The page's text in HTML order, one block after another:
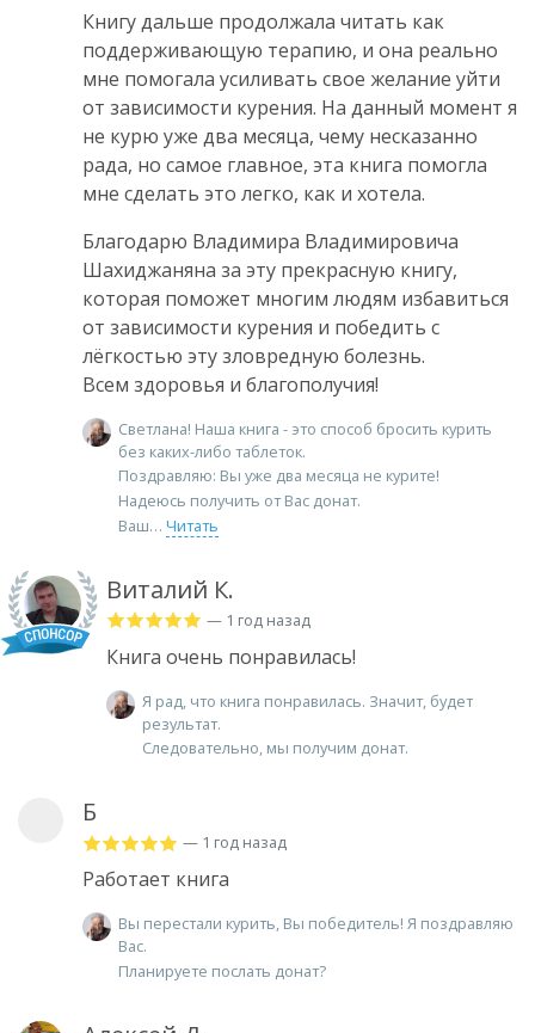
Книгу дальше продолжала читать как
поддерживающую терапию, и она реально
мне помогала усиливать свое желание уйти
от зависимости курения. На данный момент я
не курю уже два месяца, чему несказанно
рада, но самое главное, эта книга помогла
мне сделать это легко, как и хотела.
Благодарю Владимира Владимировича
Шахиджаняна за эту прекрасную книгу,
которая поможет многим людям избавиться
от зависимости курения и победить с
лёгкостью эту зловредную болезнь.
Всем здоровья и благополучия!
Светлана! Наша книга - это способ бросить курить
без каких-либо таблеток.
Поздравляю: Вы уже два месяца не курите!
Надеюсь получить от Вас донат.
Ваш
Читать
Виталий К.
— 1 год назад
Книга очень понравилась!
Я рад, что книга понравилась. Значит, будет
результат.
Следовательно, мы получим донат.
Б
— 1 год назад
Работает книга
Вы перестали курить, Вы победитель! Я поздравляю
Вас.
Планируете послать донат?